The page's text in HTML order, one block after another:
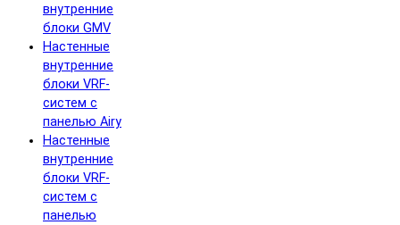
внутренние
блоки GMV
Настенные
внутренние
блоки VRF-
систем с
панелью Airy
Настенные
внутренние
блоки VRF-
систем с
панелью